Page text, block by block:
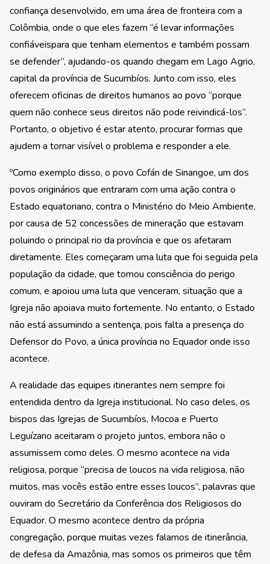
confiança desenvolvido, em uma área de fronteira com a
Colômbia, onde o que eles fazem “é levar informações
confiáveis ​​para que tenham elementos e também possam
se defender”, ajudando-os quando chegam em Lago Agrio,
capital da província de Sucumbíos. Junto com isso, eles
oferecem oficinas de direitos humanos ao povo “porque
quem não conhece seus direitos não pode reivindicá-los”.
Portanto, o objetivo é estar atento, procurar formas que
ajudem a tornar visível o problema e responder a ele.
ºComo exemplo disso, o povo Cofán de Sinangoe, um dos
povos originários que entraram com uma ação contra o
Estado equatoriano, contra o Ministério do Meio Ambiente,
por causa de 52 concessões de mineração que estavam
poluindo o principal rio da província e que os afetaram
diretamente. Eles começaram uma luta que foi seguida pela
população da cidade, que tomou consciência do perigo
comum, e apoiou uma luta que venceram, situação que a
Igreja não apoiava muito fortemente. No entanto, o Estado
não está assumindo a sentença, pois falta a presença do
Defensor do Povo, a única província no Equador onde isso
acontece.
A realidade das equipes itinerantes nem sempre foi
entendida dentro da Igreja institucional. No caso deles, os
bispos das Igrejas de Sucumbíos, Mocoa e Puerto
Leguízano aceitaram o projeto juntos, embora não o
assumissem como deles. O mesmo acontece na vida
religiosa, porque “precisa de loucos na vida religiosa, não
muitos, mas vocês estão entre esses loucos”, palavras que
ouviram do Secretário da Conferência dos Religiosos do
Equador. O mesmo acontece dentro da própria
congregação, porque muitas vezes falamos de itinerância,
de defesa da Amazônia, mas somos os primeiros que têm